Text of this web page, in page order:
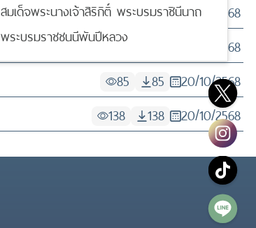
271 271 20/10/2568
139 20/10/2568
85 85 20/10/2568
138 138 20/10/2568
สมเด็จพระนางเจ้าสิริกิติ์ พระบรมราชินีนาถ
พระบรมราชชนนีพันปีหลวง